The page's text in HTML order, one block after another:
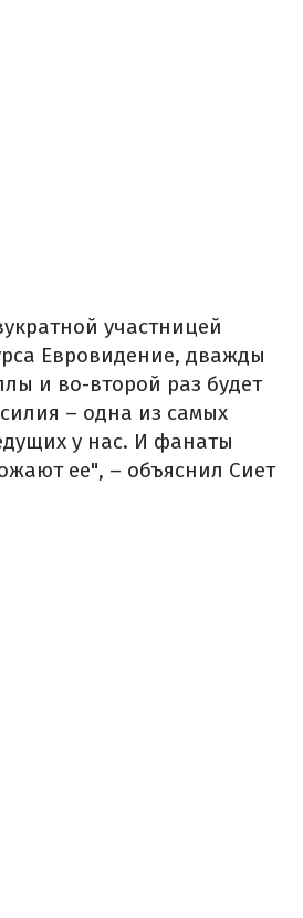
участницей
Евровидение, дважды
и во-второй раз будет
– одна из самых
у нас. И фанаты
ее", – объяснил Сиет